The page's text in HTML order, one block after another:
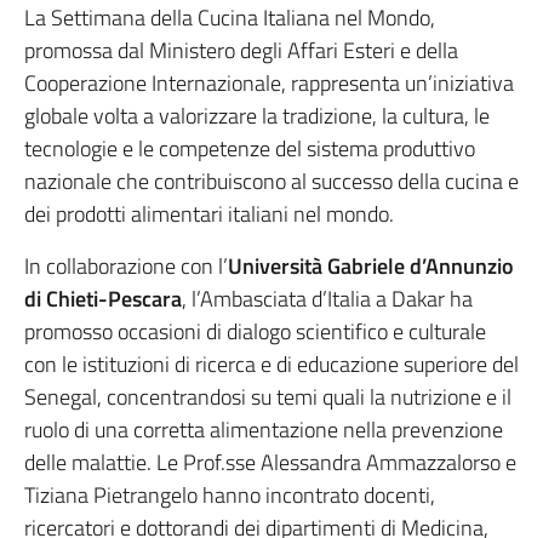
La Settimana della Cucina Italiana nel Mondo,
promossa dal Ministero degli Affari Esteri e della
Cooperazione Internazionale, rappresenta un’iniziativa
globale volta a valorizzare la tradizione, la cultura, le
tecnologie e le competenze del sistema produttivo
nazionale che contribuiscono al successo della cucina e
dei prodotti alimentari italiani nel mondo.
In collaborazione con l’Università Gabriele d’Annunzio
di Chieti-Pescara, l’Ambasciata d’Italia a Dakar ha
promosso occasioni di dialogo scientifico e culturale
con le istituzioni di ricerca e di educazione superiore del
Senegal, concentrandosi su temi quali la nutrizione e il
ruolo di una corretta alimentazione nella prevenzione
delle malattie. Le Prof.sse Alessandra Ammazzalorso e
Tiziana Pietrangelo hanno incontrato docenti,
ricercatori e dottorandi dei dipartimenti di Medicina,